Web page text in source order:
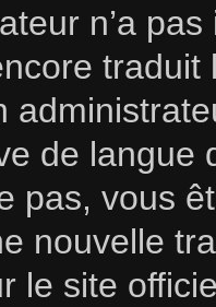
n’a
de
pas, vous
nouvelle
le site